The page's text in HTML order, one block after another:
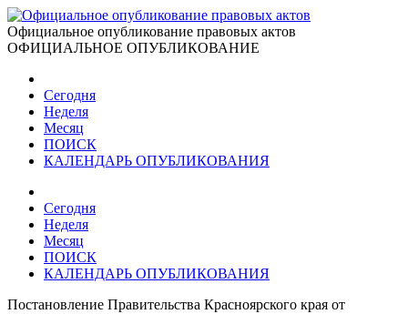
Официальное опубликование правовых актов
ОФИЦИАЛЬНОЕ ОПУБЛИКОВАНИЕ
Сегодня
Неделя
Месяц
ПОИСК
КАЛЕНДАРЬ ОПУБЛИКОВАНИЯ
Сегодня
Неделя
Месяц
ПОИСК
КАЛЕНДАРЬ ОПУБЛИКОВАНИЯ
Постановление Правительства Красноярского края от